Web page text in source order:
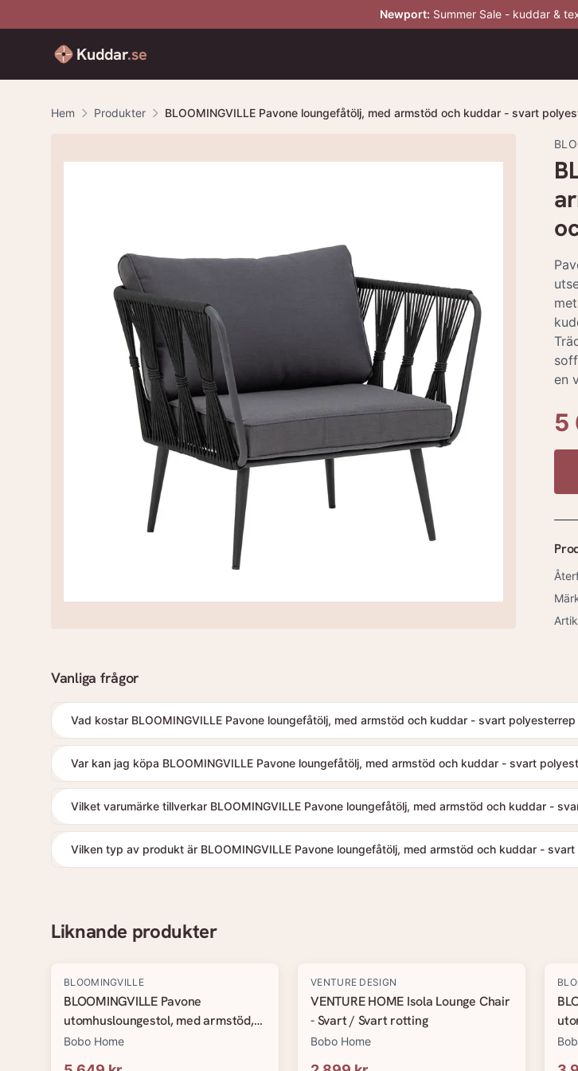
Newport: Summer Sale - kuddar &
Kuddar.se
Hem Produkter BLOOMINGVILLE Pavone loungefåtölj, med armstöd och kuddar - svart
en
5
Vanliga frågor
Vad kostar BLOOMINGVILLE Pavone loungefåtölj, med armstöd och kuddar - svart
Var kan jag köpa BLOOMINGVILLE Pavone loungefåtölj, med armstöd och kuddar - svart
Vilket varumärke tillverkar BLOOMINGVILLE Pavone loungefåtölj, med armstöd och kuddar -
Vilken typ av produkt är BLOOMINGVILLE Pavone loungefåtölj, med armstöd och kuddar -
Liknande produkter
BLOOMINGVILLE
BLOOMINGVILLE Pavone
utomhusloungestol, med armstöd,
beigebruna kuddar - ljusbrunt
Bobo Home
VENTURE DESIGN
VENTURE HOME Isola Lounge Chair
- Svart / Svart rotting
Bobo Home